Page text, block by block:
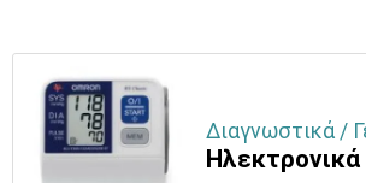
Διαγνωστικά /